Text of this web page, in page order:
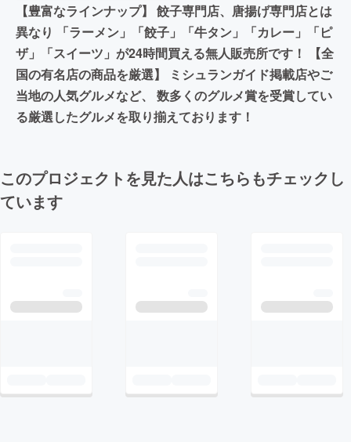
【豊富なラインナップ】 餃子専門店、唐揚げ専門店とは
異なり 「ラーメン」「餃子」「牛タン」「カレー」「ピ
ザ」「スイーツ」が24時間買える無人販売所です！ 【全
国の有名店の商品を厳選】 ミシュランガイド掲載店やご
当地の人気グルメなど、 数多くのグルメ賞を受賞してい
る厳選したグルメを取り揃えております！
このプロジェクトを見た人はこちらもチェックし
ています